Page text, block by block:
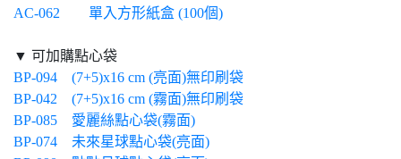
AC-062 單入方形紙盒 (100個)
▼ 可加購點心袋
BP-094 (7+5)x16 cm (亮面)無印刷袋
BP-042 (7+5)x16 cm (霧面)無印刷袋
BP-085 愛麗絲點心袋(霧面)
BP-074 未來星球點心袋(亮面)